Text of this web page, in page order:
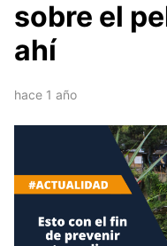
sobre el
ahí
hace 1 año